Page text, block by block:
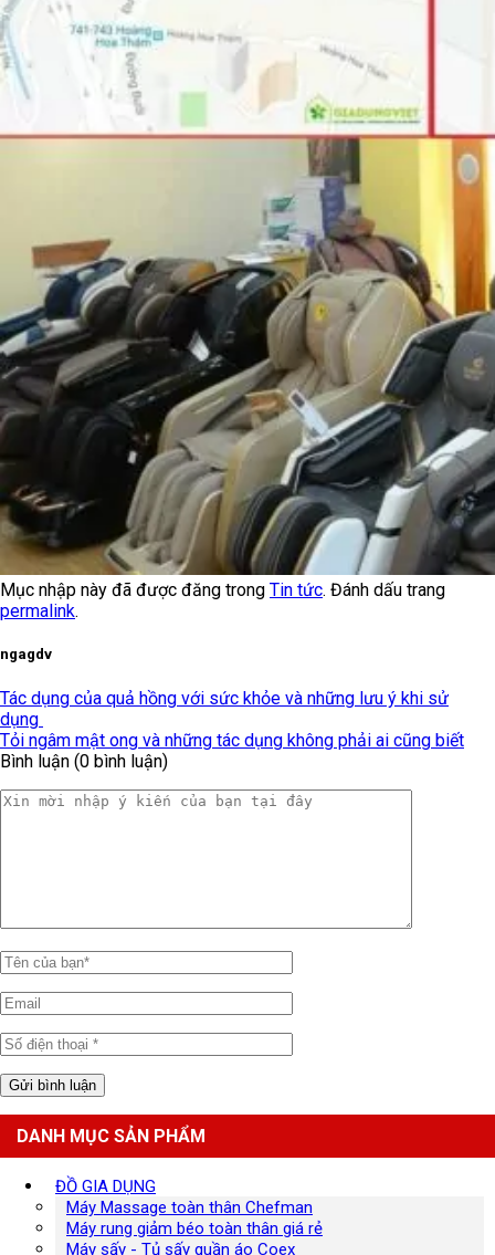
Mục nhập này đã được đăng trong Tin tức. Đánh dấu trang
permalink.
ngagdv
Tác dụng của quả hồng với sức khỏe và những lưu ý khi sử
dụng
Tỏi ngâm mật ong và những tác dụng không phải ai cũng biết
Bình luận (0 bình luận)
DANH MỤC SẢN PHẨM
ĐỒ GIA DỤNG
Máy Massage toàn thân Chefman
Máy rung giảm béo toàn thân giá rẻ
Máy sấy - Tủ sấy quần áo Coex